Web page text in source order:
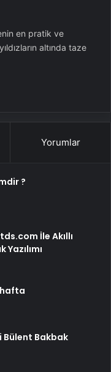
en pratik ve
altında taze
Yorumlar
?
İle Akıllı
Yazılımı
Bülent Bakbak